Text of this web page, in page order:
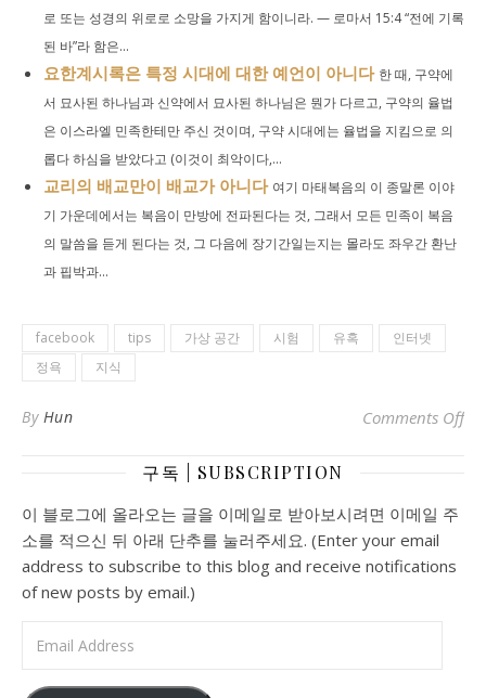
로 또는 성경의 위로로 소망을 가지게 함이니라. — 로마서 15:4 “전에 기록
된 바”라 함은...
요한계시록은 특정 시대에 대한 예언이 아니다 한 때, 구약에
서 묘사된 하나님과 신약에서 묘사된 하나님은 뭔가 다르고, 구약의 율법
은 이스라엘 민족한테만 주신 것이며, 구약 시대에는 율법을 지킴으로 의
롭다 하심을 받았다고 (이것이 최악이다,...
교리의 배교만이 배교가 아니다 여기 마태복음의 이 종말론 이야
기 가운데에서는 복음이 만방에 전파된다는 것, 그래서 모든 민족이 복음
의 말씀을 듣게 된다는 것, 그 다음에 장기간일는지는 몰라도 좌우간 환난
과 핍박과...
facebook tips 가상 공간 시험 유혹
인터넷
정욕
지식
By Hun Comments Offon
구독 | SUBSCRIPTION
이 블로그에 올라오는 글을 이메일로 받아보시려면 이메일 주
소를 적으신 뒤 아래 단추를 눌러주세요. (Enter your email
address to subscribe to this blog and receive notifications
of new posts by email.)